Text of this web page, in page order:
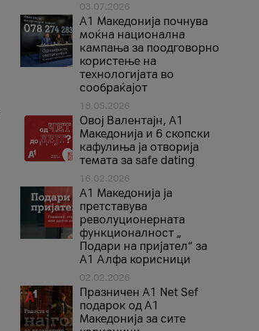
03.07.2026
A1 Македонија почнува
моќна национална
кампања за поодговорно
користење на
технологијата во
сообраќајот
18.05.2026
Овој Валентајн, A1
Македонија и 6 скопски
кафулиња ја отворија
темата за safe dating
16.02.2026
А1 Македонија ја
претставува
револуционерната
функционалност „
Подари на пријател“ за
А1 Алфа корисници
02.02.2026
Празничен A1 Net Sеf
подарок од А1
Македонија за сите